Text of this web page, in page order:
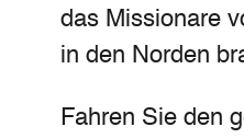
das Missionare
in den Norden
Fahren Sie den